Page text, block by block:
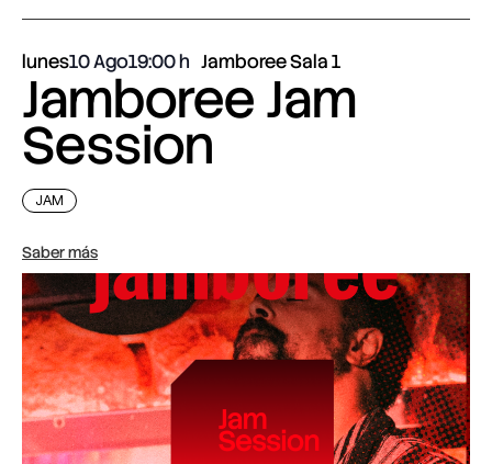
lunes10 Ago19:00 Jamboree Sala 1
Jamboree Jam
Session
JAM
Saber más